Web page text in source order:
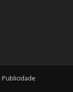
Publicidade